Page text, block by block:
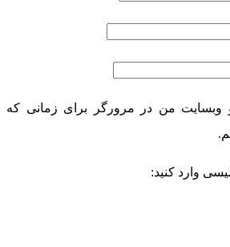
و وبسایت من در مرورگر برای زمانی که
وارد کنید: